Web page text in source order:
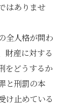
はありませ
全人格が問わ
財産に対する
をどうするか
と刑罰の本
け止めている